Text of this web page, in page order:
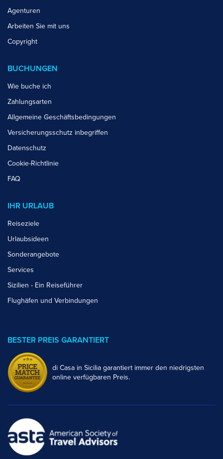
Agenturen
Arbeiten Sie mit uns
Copyright
BUCHUNGEN
Wie buche ich
Zahlungsarten
Allgemeine Geschäftsbedingungen
Versicherungsschutz inbegriffen
Datenschutz
Cookie-Richtlinie
FAQ
IHR URLAUB
Reiseziele
Urlaubsideen
Sonderangebote
Services
Sizilien - Ein Reiseführer
Flughäfen und Verbindungen
BESTER PREIS GARANTIERT
di Casa in Sicilia garantiert immer den niedrigsten
online verfügbaren Preis.